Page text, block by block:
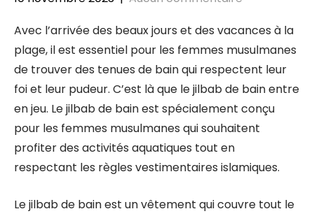
Avec l’arrivée des beaux jours et des vacances à la
plage, il est essentiel pour les femmes musulmanes
de trouver des tenues de bain qui respectent leur
foi et leur pudeur. C’est là que le jilbab de bain entre
en jeu. Le jilbab de bain est spécialement conçu
pour les femmes musulmanes qui souhaitent
profiter des activités aquatiques tout en
respectant les règles vestimentaires islamiques.
Le jilbab de bain est un vêtement qui couvre tout le